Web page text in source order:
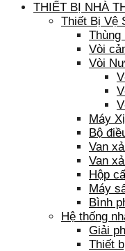
THIẾT BỊ NHÀ
Thiết Bị Vệ
Thùng
Vòi
Vòi
Máy
Bộ
Van
Van
Hộp
Máy
Bình
Hệ thống
Giải
Thiết